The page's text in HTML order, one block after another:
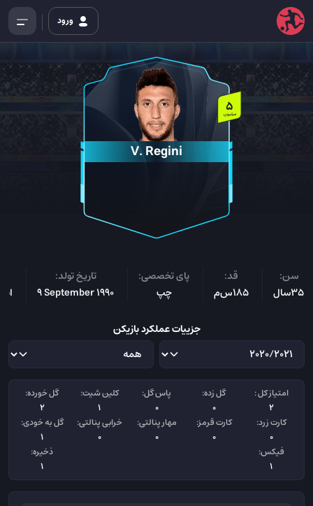
ورود
V. Regini
5
میلیون
سن:
35سال
قد:
185س‌م
پای تخصصی:
چپ
تاریخ تولد:
9 September 1990
جزییات عملکرد بازیکن
امتیاز کل :
2
گل زده:
0
پاس گل:
0
کلین شیت:
1
گل خورده:
2
کارت زرد:
0
کارت قرمز:
0
مهار پنالتی:
0
خرابی پنالتی:
0
گل به خودی:
1
فیکس:
1
ذخیره:
1